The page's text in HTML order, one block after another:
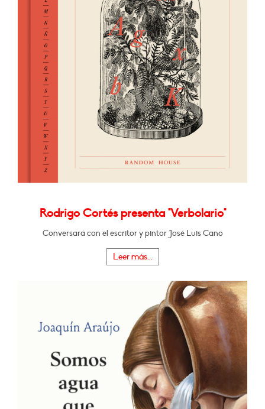
Rodrigo Cortés presenta "Verbolario"
Conversará con el escritor y pintor José Luis Cano
Leer más...